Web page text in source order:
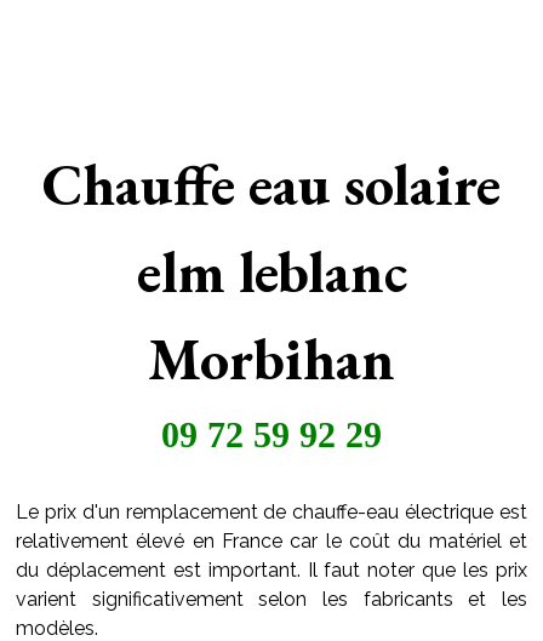
Chauffe eau solaire
elm leblanc
Morbihan
09 72 59 92 29
Le prix d'un remplacement de chauffe-eau électrique est
relativement élevé en France car le coût du matériel et
du déplacement est important. Il faut noter que les prix
varient significativement selon les fabricants et les
modèles.